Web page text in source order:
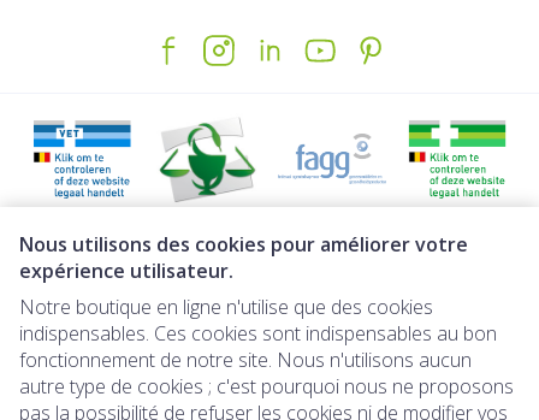
Nous utilisons des cookies pour améliorer votre
expérience utilisateur.
Notre boutique en ligne n'utilise que des cookies
indispensables. Ces cookies sont indispensables au bon
fonctionnement de notre site. Nous n'utilisons aucun
autre type de cookies ; c'est pourquoi nous ne proposons
pas la possibilité de refuser les cookies ni de modifier vos
Liens légaux